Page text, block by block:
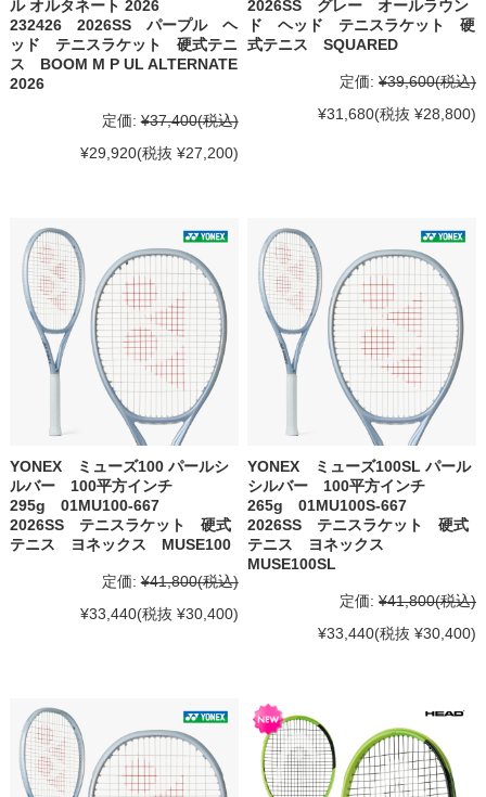
ル オルタネート 2026
232426 2026SS パープル ヘ
ッド テニスラケット 硬式テニ
ス BOOM M P UL ALTERNATE
2026
定価: ¥37,400(税込)
¥29,920(税抜 ¥27,200)
2026SS グレー オールラウン
ド ヘッド テニスラケット 硬
式テニス SQUARED
定価: ¥39,600(税込)
¥31,680(税抜 ¥28,800)
YONEX ミューズ100 パールシ
ルバー 100平方インチ
295g 01MU100-667
2026SS テニスラケット 硬式
テニス ヨネックス MUSE100
定価: ¥41,800(税込)
¥33,440(税抜 ¥30,400)
YONEX ミューズ100SL パール
シルバー 100平方インチ
265g 01MU100S-667
2026SS テニスラケット 硬式
テニス ヨネックス
MUSE100SL
定価: ¥41,800(税込)
¥33,440(税抜 ¥30,400)